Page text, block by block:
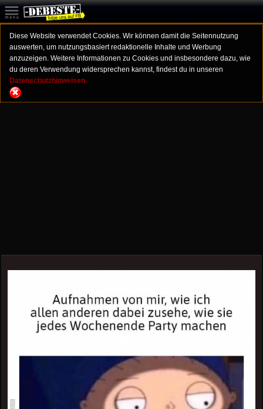
Diese Website verwendet Cookies. Wir können damit die Seitennutzung
auswerten, um nutzungsbasiert redaktionelle Inhalte und Werbung
anzuzeigen. Weitere Informationen zu Cookies und insbesondere dazu, wie
du deren Verwendung widersprechen kannst, findest du in unseren
Datenschutzhinweisen.